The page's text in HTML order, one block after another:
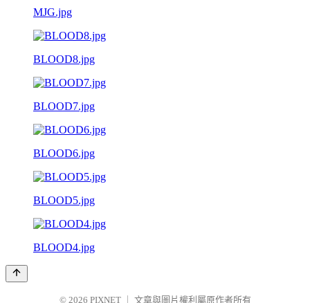
MJG.jpg
BLOOD8.jpg
BLOOD7.jpg
BLOOD6.jpg
BLOOD5.jpg
BLOOD4.jpg
© 2026 PIXNET 文章與圖片權利屬原作者所有